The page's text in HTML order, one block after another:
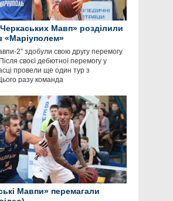
Мавп» розділили
«Маріуполем»
2” здобули свою другу перемогу
своєї дебютної перемогу у
провели ще один тур з
разу команда
Мавпи» перемагали